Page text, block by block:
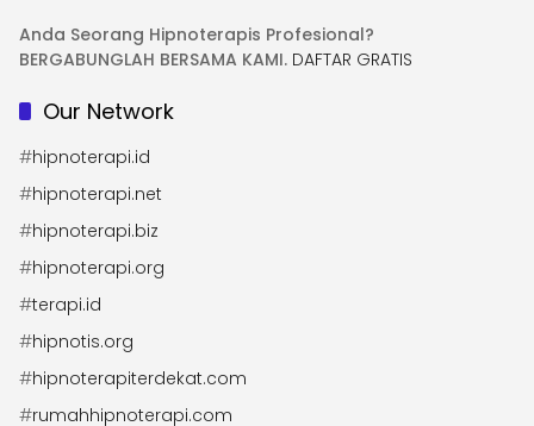
Anda Seorang Hipnoterapis Profesional?
BERGABUNGLAH BERSAMA KAMI. DAFTAR GRATIS
Our Network
#hipnoterapi.id
#hipnoterapi.net
#hipnoterapi.biz
#hipnoterapi.org
#terapi.id
#hipnotis.org
#hipnoterapiterdekat.com
#rumahhipnoterapi.com